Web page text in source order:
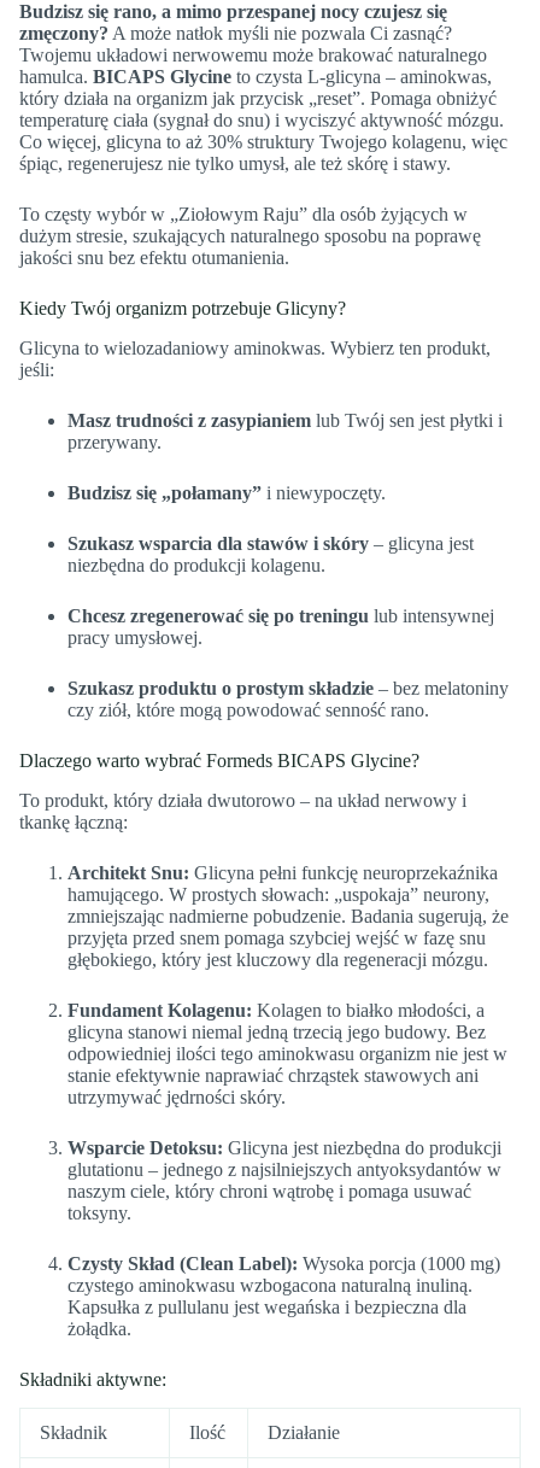
Budzisz się rano, a mimo przespanej nocy czujesz się
zmęczony? A może natłok myśli nie pozwala Ci zasnąć?
Twojemu układowi nerwowemu może brakować naturalnego
hamulca. BICAPS Glycine to czysta L-glicyna – aminokwas,
który działa na organizm jak przycisk „reset”. Pomaga obniżyć
temperaturę ciała (sygnał do snu) i wyciszyć aktywność mózgu.
Co więcej, glicyna to aż 30% struktury Twojego kolagenu, więc
śpiąc, regenerujesz nie tylko umysł, ale też skórę i stawy.
To częsty wybór w „Ziołowym Raju” dla osób żyjących w
dużym stresie, szukających naturalnego sposobu na poprawę
jakości snu bez efektu otumanienia.
Kiedy Twój organizm potrzebuje Glicyny?
Glicyna to wielozadaniowy aminokwas. Wybierz ten produkt,
jeśli:
Masz trudności z zasypianiem lub Twój sen jest płytki i
przerywany.
Budzisz się „połamany” i niewypoczęty.
Szukasz wsparcia dla stawów i skóry – glicyna jest
niezbędna do produkcji kolagenu.
Chcesz zregenerować się po treningu lub intensywnej
pracy umysłowej.
Szukasz produktu o prostym składzie – bez melatoniny
czy ziół, które mogą powodować senność rano.
Dlaczego warto wybrać Formeds BICAPS Glycine?
To produkt, który działa dwutorowo – na układ nerwowy i
tkankę łączną:
Architekt Snu: Glicyna pełni funkcję neuroprzekaźnika
hamującego. W prostych słowach: „uspokaja” neurony,
zmniejszając nadmierne pobudzenie. Badania sugerują, że
przyjęta przed snem pomaga szybciej wejść w fazę snu
głębokiego, który jest kluczowy dla regeneracji mózgu.
Fundament Kolagenu: Kolagen to białko młodości, a
glicyna stanowi niemal jedną trzecią jego budowy. Bez
odpowiedniej ilości tego aminokwasu organizm nie jest w
stanie efektywnie naprawiać chrząstek stawowych ani
utrzymywać jędrności skóry.
Wsparcie Detoksu: Glicyna jest niezbędna do produkcji
glutationu – jednego z najsilniejszych antyoksydantów w
naszym ciele, który chroni wątrobę i pomaga usuwać
toksyny.
Czysty Skład (Clean Label): Wysoka porcja (1000 mg)
czystego aminokwasu wzbogacona naturalną inuliną.
Kapsułka z pullulanu jest wegańska i bezpieczna dla
żołądka.
Składniki aktywne:
Składnik Ilość Działanie